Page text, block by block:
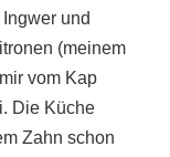
und
(meinem
vom Kap
Die Küche
Zahn schon